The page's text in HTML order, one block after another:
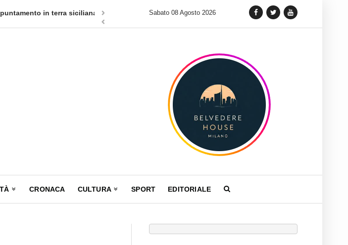
Quellidipiazzatrinità Tag Heuer lancia una variante Limited Edition del Carrera Chronograph in
Sabato 08 Agosto 2026
CRONACA CULTURA SPORT EDITORIALE